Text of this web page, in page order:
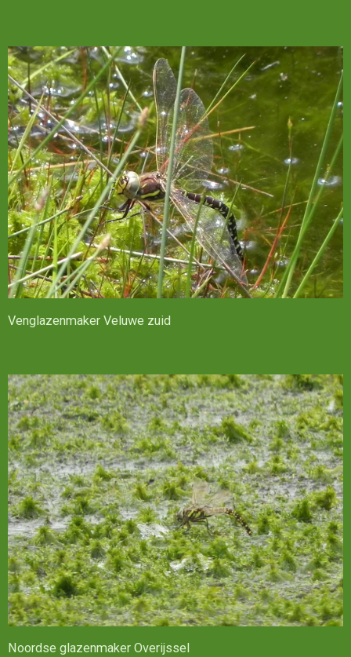
Venglazenmaker Veluwe zuid
Noordse glazenmaker Overijssel